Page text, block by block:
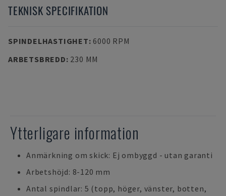
TEKNISK SPECIFIKATION
SPINDELHASTIGHET: 6000 RPM
ARBETSBREDD: 230 MM
Ytterligare information
Anmärkning om skick: Ej ombyggd - utan garanti
Arbetshöjd: 8-120 mm
Antal spindlar: 5 (topp, höger, vänster, botten,